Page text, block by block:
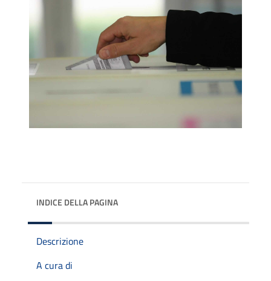
INDICE DELLA PAGINA
Descrizione
A cura di